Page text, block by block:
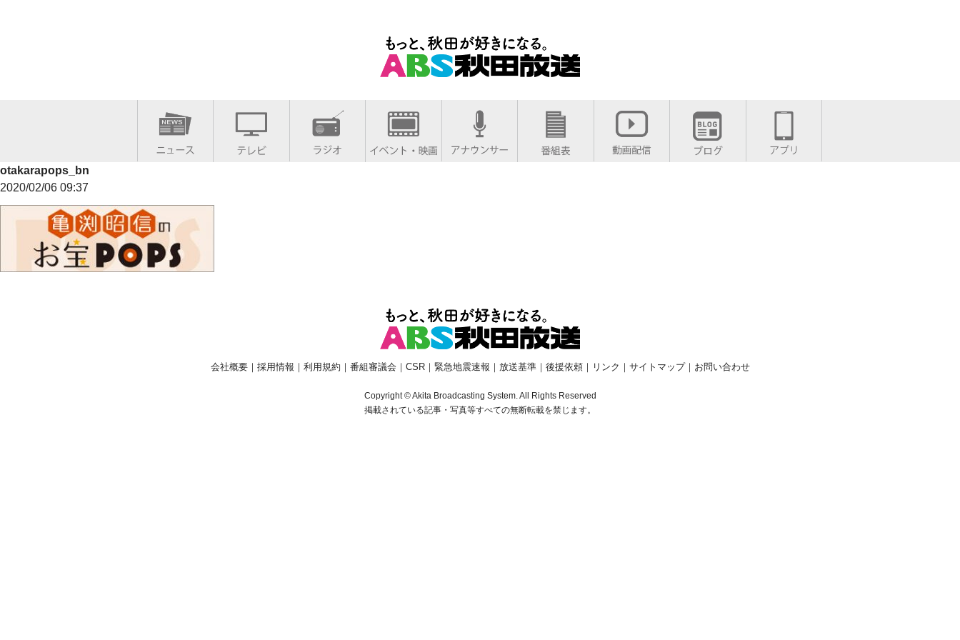
otakarapops_bn
2020/02/06 09:37
会社概要｜ 採用情報 ｜ 利用規約 ｜ 番組審議会 ｜ CSR｜ 緊急地震速報 ｜ 放送基準｜ 後援依頼｜ リンク ｜ サイトマップ｜ お問い合わせ
Copyright © Akita Broadcasting System. All Rights Reserved
掲載されている記事・写真等すべての無断転載を禁じます。